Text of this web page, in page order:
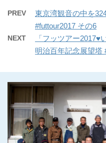
PREV
東京湾観音の中を
#futtour2017 その6
NEXT
「フッツアー
明治百年記念展望塔